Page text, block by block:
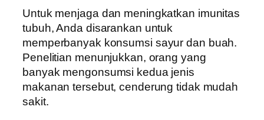
Untuk menjaga dan meningkatkan imunitas
tubuh, Anda disarankan untuk
memperbanyak konsumsi sayur dan buah.
Penelitian menunjukkan, orang yang
banyak mengonsumsi kedua jenis
makanan tersebut, cenderung tidak mudah
sakit.